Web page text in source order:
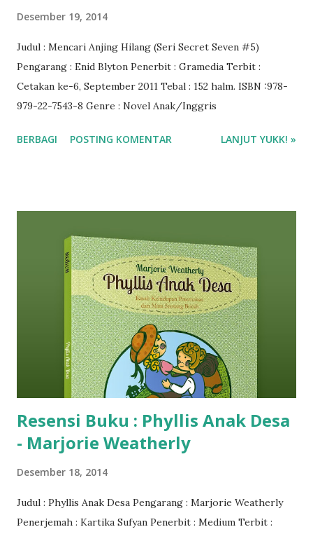
Desember 19, 2014
Judul : Mencari Anjing Hilang (Seri Secret Seven #5)
Pengarang : Enid Blyton Penerbit : Gramedia Terbit :
Cetakan ke-6, September 2011 Tebal : 152 halm. ISBN :978-
979-22-7543-8 Genre : Novel Anak/Inggris
BERBAGI POSTING KOMENTAR LANJUT YUKK! »
Resensi Buku : Phyllis Anak Desa
- Marjorie Weatherly
Desember 18, 2014
Judul : Phyllis Anak Desa Pengarang : Marjorie Weatherly
Penerjemah : Kartika Sufyan Penerbit : Medium Terbit :